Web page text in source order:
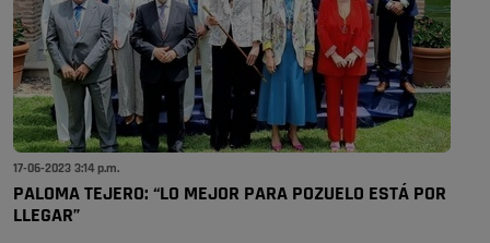
17-06-2023 3:14 p.m.
PALOMA TEJERO: “LO MEJOR PARA POZUELO ESTÁ POR
LLEGAR”